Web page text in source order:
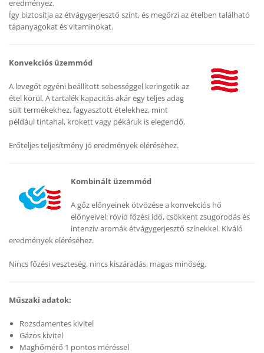
eredményez.
Így biztosítja az étvágygerjesztő színt, és megőrzi az ételben található
tápanyagokat és vitaminokat.
Konvekciós üzemmód
A levegőt egyéni beállított sebességgel keringetik az
étel körül. A tartalék kapacitás akár egy teljes adag
sült termékekhez, fagyasztott ételekhez, mint
például tintahal, krokett vagy pékáruk is elegendő.
Erőteljes teljesítmény jó eredmények eléréséhez.
Kombinált üzemmód
A gőz előnyeinek ötvözése a konvekciós hő
előnyeivel: rövid főzési idő, csökkent zsugorodás és
intenzív aromák étvágygerjesztő színekkel. Kiváló
eredmények eléréséhez.
Nincs főzési veszteség, nincs kiszáradás, magas minőség.
Műszaki adatok:
Rozsdamentes kivitel
Gázos kivitel
Maghőmérő 1 pontos méréssel